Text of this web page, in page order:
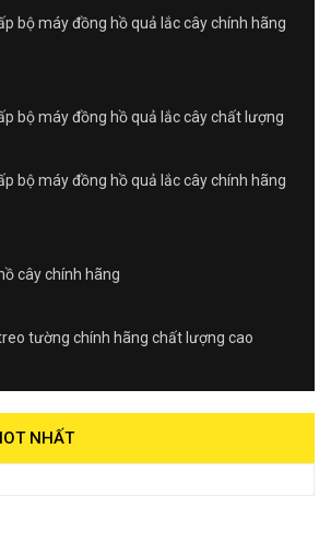
bộ máy đồng hồ quả lắc cây chính hãng
bộ máy đồng hồ quả lắc cây chất lượng
bộ máy đồng hồ quả lắc cây chính hãng
cây chính hãng
tường chính hãng chất lượng cao
NHẤT